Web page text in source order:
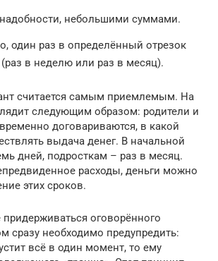
небольшими суммами.
один раз в определённый отрезок
в неделю или раз в месяц).
считается самым приемлемым. На
следующим образом: родители и
договариваются, в какой
выдача денег. В начальной
дней, подросткам – раз в месяц.
расходы, деньги можно
этих сроков.
оговорённого
сразу необходимо предупредить:
всё в один момент, то ему